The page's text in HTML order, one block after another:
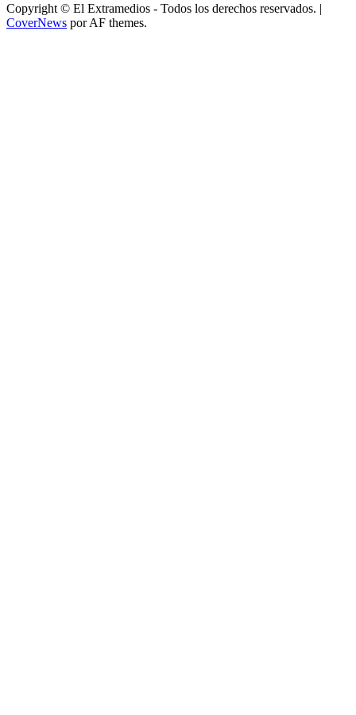
Copyright © El Extramedios - Todos los derechos reservados. |
CoverNews por AF themes.